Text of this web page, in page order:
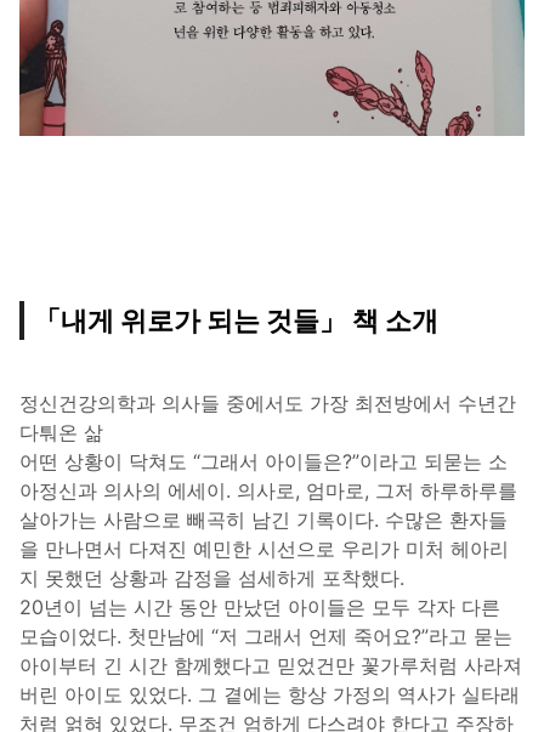
「내게 위로가 되는 것들」 책 소개
정신건강의학과 의사들 중에서도 가장 최전방에서 수년간
다퉈온 삶
어떤 상황이 닥쳐도 “그래서 아이들은?”이라고 되묻는 소
아정신과 의사의 에세이. 의사로, 엄마로, 그저 하루하루를
살아가는 사람으로 빼곡히 남긴 기록이다. 수많은 환자들
을 만나면서 다져진 예민한 시선으로 우리가 미처 헤아리
지 못했던 상황과 감정을 섬세하게 포착했다.
20년이 넘는 시간 동안 만났던 아이들은 모두 각자 다른
모습이었다. 첫만남에 “저 그래서 언제 죽어요?”라고 묻는
아이부터 긴 시간 함께했다고 믿었건만 꽃가루처럼 사라져
버린 아이도 있었다. 그 곁에는 항상 가정의 역사가 실타래
처럼 얽혀 있었다. 무조건 엄하게 다스려야 한다고 주장하